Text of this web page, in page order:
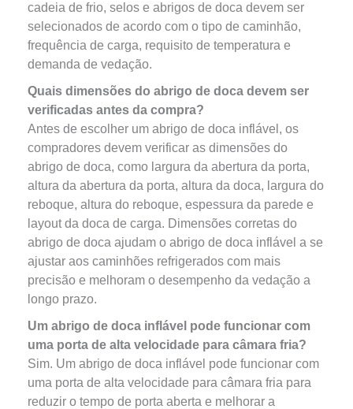
cadeia de frio, selos e abrigos de doca devem ser
selecionados de acordo com o tipo de caminhão,
frequência de carga, requisito de temperatura e
demanda de vedação.
Quais dimensões do abrigo de doca devem ser
verificadas antes da compra?
Antes de escolher um abrigo de doca inflável, os
compradores devem verificar as dimensões do
abrigo de doca, como largura da abertura da porta,
altura da abertura da porta, altura da doca, largura do
reboque, altura do reboque, espessura da parede e
layout da doca de carga. Dimensões corretas do
abrigo de doca ajudam o abrigo de doca inflável a se
ajustar aos caminhões refrigerados com mais
precisão e melhoram o desempenho da vedação a
longo prazo.
Um abrigo de doca inflável pode funcionar com
uma porta de alta velocidade para câmara fria?
Sim. Um abrigo de doca inflável pode funcionar com
uma porta de alta velocidade para câmara fria para
reduzir o tempo de porta aberta e melhorar a